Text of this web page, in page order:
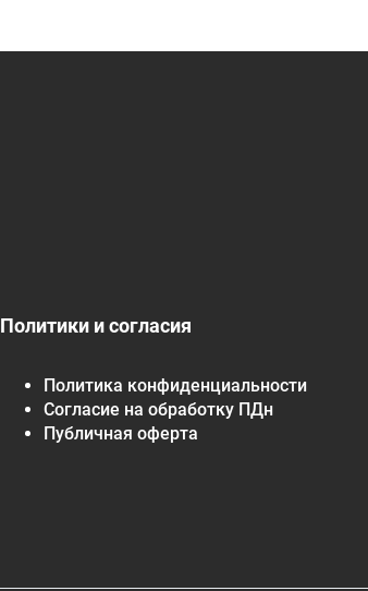
Политики и согласия
Политика конфиденциальности
Согласие на обработку ПДн
Публичная оферта